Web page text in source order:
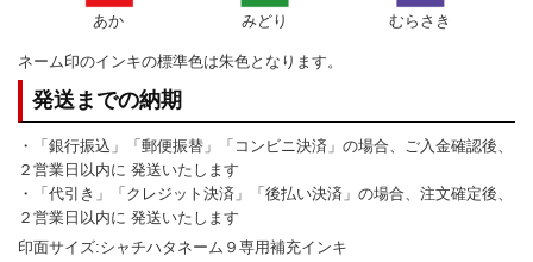
あか みどり むらさき
ネーム印のインキの標準色は朱色となります。
発送までの納期
・「銀行振込」「郵便振替」「コンビニ決済」の場合、ご入金確認後、
２営業日以内に 発送いたします
・「代引き」「クレジット決済」「後払い決済」の場合、注文確定後、
２営業日以内に 発送いたします
印面サイズ:シャチハタネーム９専用補充インキ